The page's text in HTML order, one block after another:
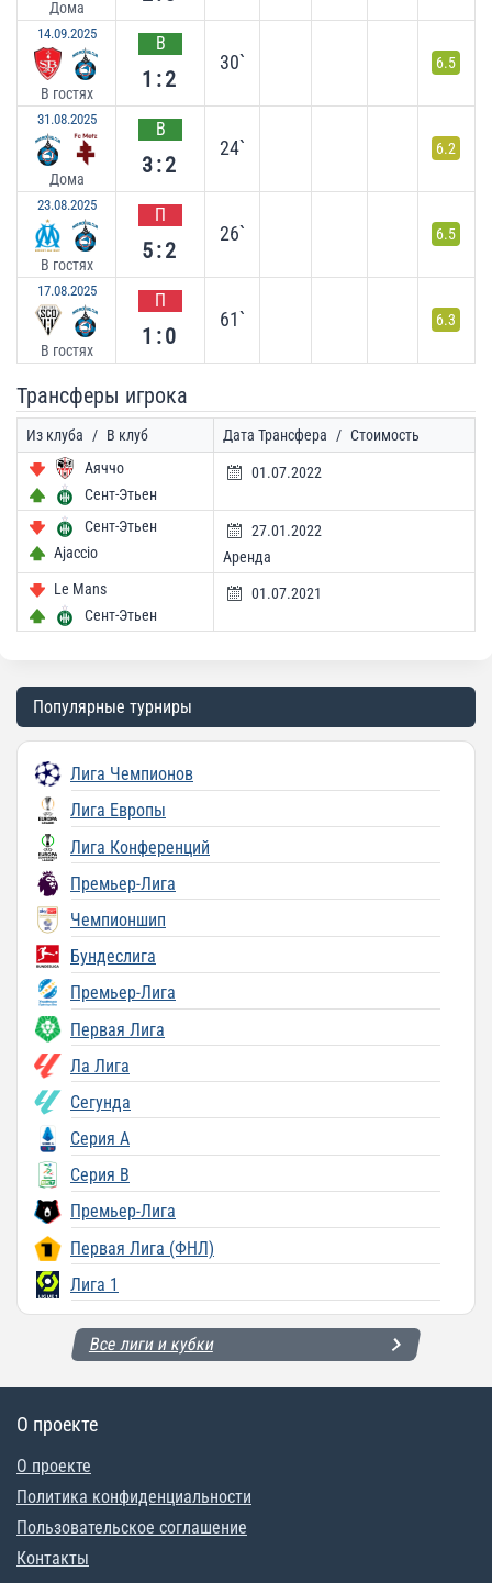
Дома
14.09.2025
В гостях
В
1:2
30` 6.5
31.08.2025
Дома
В
3:2
24` 6.2
23.08.2025
В гостях
П
5:2
26` 6.5
17.08.2025
В гостях
П
1:0
61` 6.3
Трансферы игрока
Из клуба / В клуб Дата Трансфера / Стоимость
Аяччо
Сент-Этьен
01.07.2022
Сент-Этьен
Ajaccio
27.01.2022
Аренда
Le Mans
Сент-Этьен
01.07.2021
Популярные турниры
Лига Чемпионов
Лига Европы
Лига Конференций
Премьер-Лига
Чемпионшип
Бундеслига
Премьер-Лига
Первая Лига
Ла Лига
Сегунда
Серия A
Серия B
Премьер-Лига
Первая Лига (ФНЛ)
Лига 1
Все лиги и кубки
О проекте
О проекте
Политика конфиденциальности
Пользовательское соглашение
Контакты